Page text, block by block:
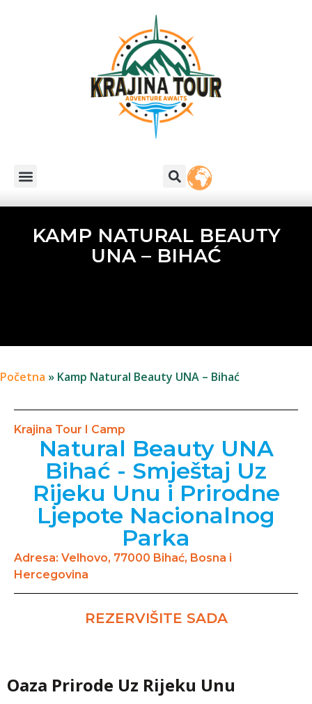
KAMP NATURAL BEAUTY
UNA – BIHAĆ
Početna » Kamp Natural Beauty UNA – Bihać
Krajina Tour I Camp
Natural Beauty UNA
Bihać - Smještaj Uz
Rijeku Unu i Prirodne
Ljepote Nacionalnog
Parka
Adresa: Velhovo, 77000 Bihać, Bosna i
Hercegovina
REZERVIŠITE SADA
Oaza Prirode Uz Rijeku Unu